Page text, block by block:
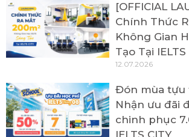
[OFFICIAL
Chính Thức
Không Gian
Tạo Tại IELTS
12.07.2026
Đón mùa tựu
Nhận ưu đãi
chinh phục